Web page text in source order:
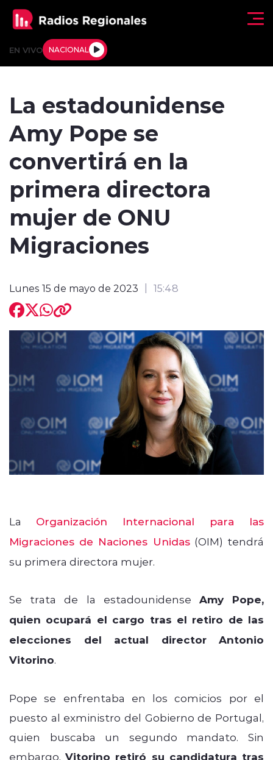
EN VIVO NACIONAL
Tendencias
Deportes
Internacional
Regiones al Aire
modo claro
La estadounidense
Amy Pope se
convertirá en la
primera directora
mujer de ONU
Migraciones
Lunes 15 de mayo de 2023 15:48
La
Organización Internacional para las
Migraciones de Naciones Unidas (OIM) tendrá
su primera directora mujer.
Se trata de la estadounidense
Amy Pope,
quien ocupará el cargo tras el retiro de las
elecciones del actual director Antonio
Vitorino.
Pope se enfrentaba en los comicios por el
puesto al exministro del Gobierno de Portugal,
quien buscaba un segundo mandato. Sin
embargo, Vitorino retiró su candidatura tras